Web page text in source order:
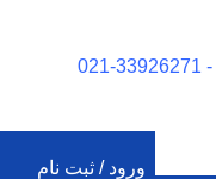
-
33926271-021
ورود / ثبت نام